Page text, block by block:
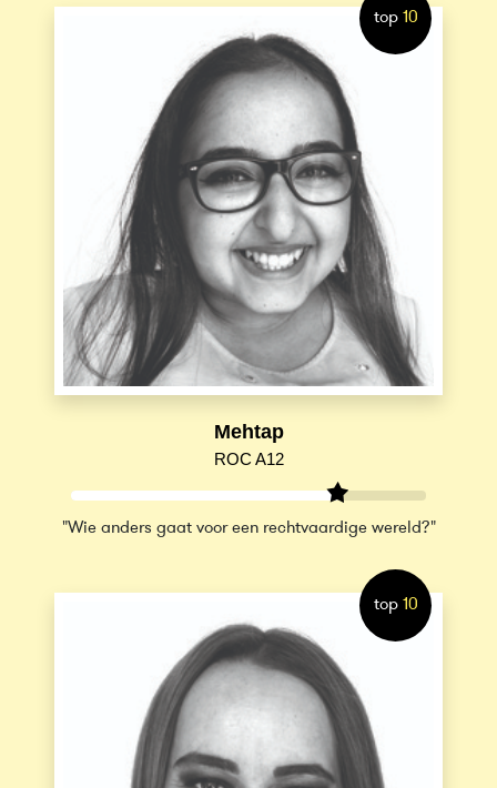
top 10
Mehtap
ROC A12
"Wie anders gaat voor een rechtvaardige wereld?"
top 10